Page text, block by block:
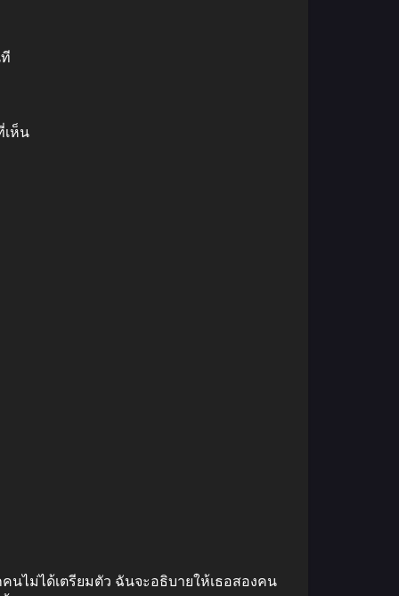
เห็น
นไม่ได้เตรียมตัว ฉันจะอธิบายให้เธอสองคน